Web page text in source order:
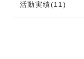
活動実績(11)